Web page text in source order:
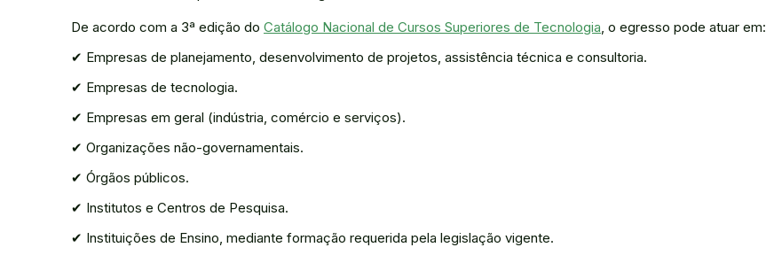
De acordo com a 3ª edição do Catálogo Nacional de Cursos Superiores de Tecnologia, o egresso pode atuar em:
✔ Empresas de planejamento, desenvolvimento de projetos, assistência técnica e consultoria.
✔ Empresas de tecnologia.
✔ Empresas em geral (indústria, comércio e serviços).
✔ Organizações não-governamentais.
✔ Órgãos públicos.
✔ Institutos e Centros de Pesquisa.
✔ Instituições de Ensino, mediante formação requerida pela legislação vigente.